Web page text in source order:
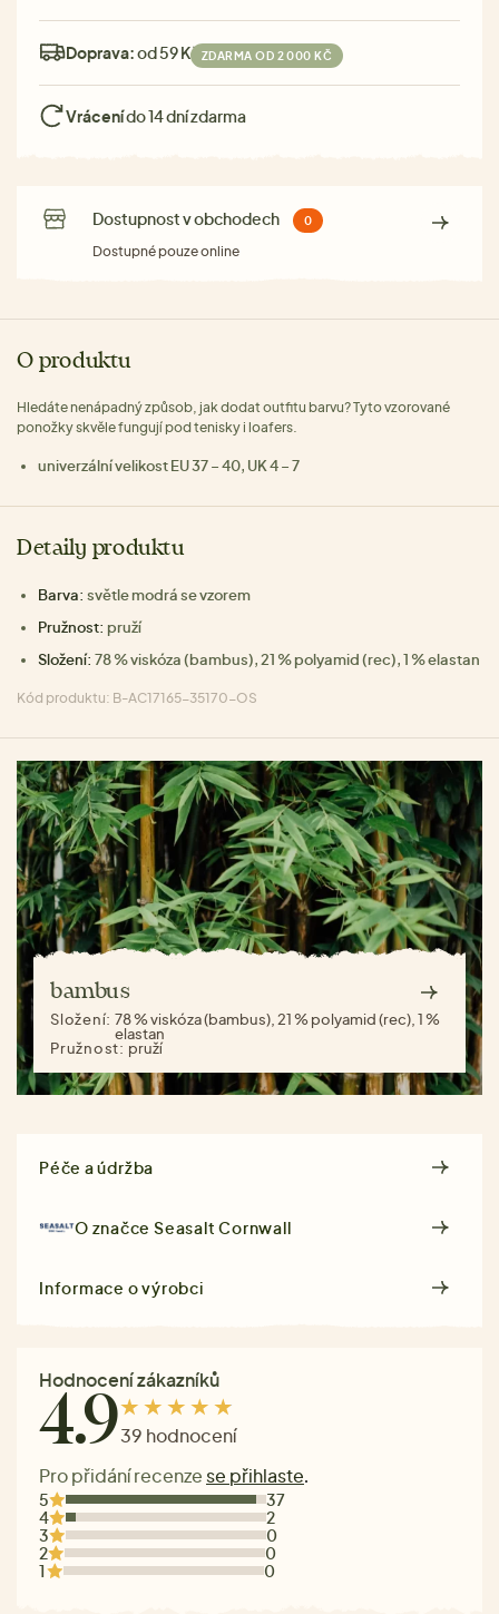
Doprava:od 59 Kč ZDARMA OD 2 000 KČ
Vrácenído 14 dní zdarma
Dostupnost v obchodech 0
Dostupné pouze online
O produktu
Hledáte nenápadný způsob, jak dodat outfitu barvu? Tyto vzorované
ponožky skvěle fungují pod tenisky i loafers.
univerzální velikost EU 37 – 40, UK 4 – 7
Detaily produktu
Barva: světle modrá se vzorem
Pružnost: pruží
Složení: 78 % viskóza (bambus), 21 % polyamid (rec), 1 % elastan
Kód produktu: B-AC17165-35170-OS
bambus
Složení:78 % viskóza (bambus), 21 % polyamid (rec), 1 %
elastan
Pružnost: pruží
Péče a údržba
O značceSeasalt Cornwall
Informace o výrobci
Hodnocení zákazníků
4.939 hodnocení
Pro přidání recenze se přihlaste.
5
37
4
2
3
0
2
0
1
0